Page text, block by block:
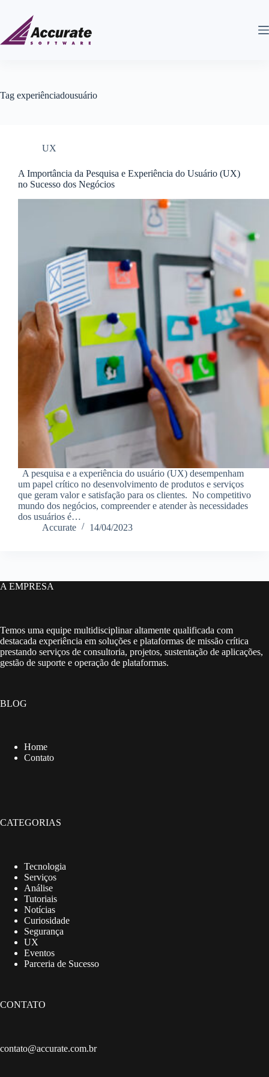
Tag experiênciadousuário
UX
A Importância da Pesquisa e Experiência do Usuário (UX)
no Sucesso dos Negócios
A pesquisa e a experiência do usuário (UX) desempenham
um papel crítico no desenvolvimento de produtos e serviços
que geram valor e satisfação para os clientes. No competitivo
mundo dos negócios, compreender e atender às necessidades
dos usuários é…
Accurate
14/04/2023
A EMPRESA
Temos uma equipe multidisciplinar altamente qualificada com
destacada experiência em soluções e plataformas de missão crítica
prestando serviços de consultoria, projetos, sustentação de aplicações,
gestão de suporte e operação de plataformas.
BLOG
Home
Contato
CATEGORIAS
Tecnologia
Serviços
Análise
Tutoriais
Notícias
Curiosidade
Segurança
UX
Eventos
Parceria de Sucesso
CONTATO
contato@accurate.com.br